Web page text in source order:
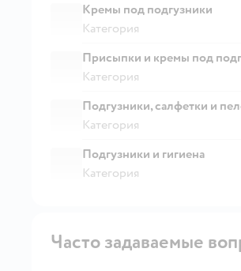
Кремы под подгузники
Категория
Присыпки и кремы под
Категория
Подгузники, салфетки и
Категория
Подгузники и гигиена
Категория
Часто задаваемые